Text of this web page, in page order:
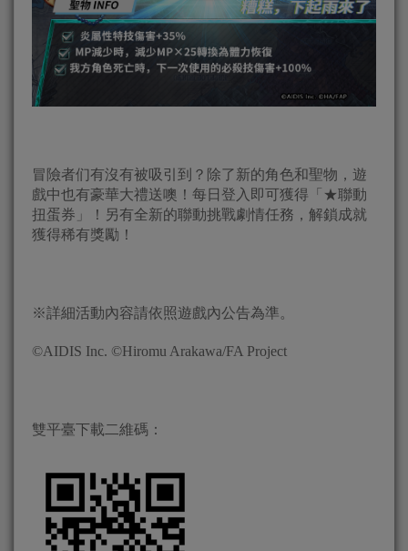
冒險者们有沒有被吸引到？除了新的角色和聖物，遊
戲中也有豪華大禮送噢！每日登入即可獲得「★聯動
扭蛋券」！另有全新的聯動挑戰劇情任務，解鎖成就
獲得稀有獎勵！
※詳細活動內容請依照遊戲內公告為準。
©AIDIS Inc. ©Hiromu Arakawa/FA Project
雙平臺下載二維碼：